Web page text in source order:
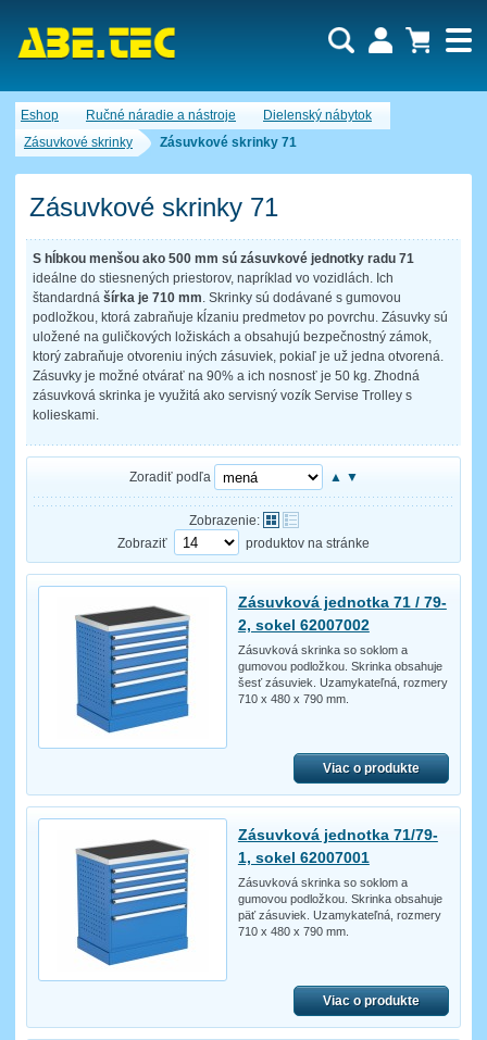
Eshop Ručné náradie a nástroje
Dielenský nábytok
Zásuvkové skrinky
Zásuvkové skrinky 71
Zásuvkové skrinky 71
S hĺbkou menšou ako 500 mm sú zásuvkové jednotky radu 71
ideálne do stiesnených priestorov, napríklad vo vozidlách. Ich
štandardná šírka je 710 mm . Skrinky sú dodávané s gumovou
podložkou, ktorá zabraňuje kĺzaniu predmetov po povrchu. Zásuvky sú
uložené na guličkových ložiskách a obsahujú bezpečnostný zámok,
ktorý zabraňuje otvoreniu iných zásuviek, pokiaľ je už jedna otvorená.
Zásuvky je možné otvárať na 90% a ich nosnosť je 50 kg. Zhodná
zásuvková skrinka je využitá ako servisný vozík Servise Trolley s
kolieskami.
Zoradiť podľa ▲ ▼
Zobrazenie:
Zobraziť
produktov na stránke
Zásuvková jednotka 71 / 79-
2, sokel 62007002
Zásuvková skrinka so soklom a
gumovou podložkou. Skrinka obsahuje
šesť zásuviek. Uzamykateľná, rozmery
710 x 480 x 790 mm.
Viac o produkte
Zásuvková jednotka 71/79-
1, sokel 62007001
Zásuvková skrinka so soklom a
gumovou podložkou. Skrinka obsahuje
päť zásuviek. Uzamykateľná, rozmery
710 x 480 x 790 mm.
Viac o produkte
Dopytový košík je prázdny!
Počet produktov:0